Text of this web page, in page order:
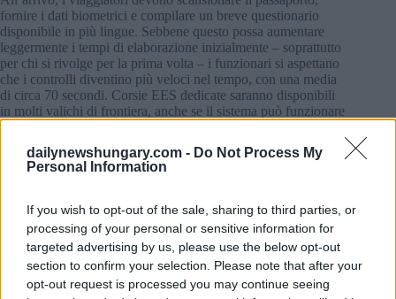
dailynewshungary.com - Do Not Process My
Personal Information
If you wish to opt-out of the sale, sharing to third parties, or
processing of your personal or sensitive information for
targeted advertising by us, please use the below opt-out
section to confirm your selection. Please note that after your
opt-out request is processed you may continue seeing
fornire i dati biometrici e compilare un breve questionario
disponibile in più lingue. Sebbene questo possa aumentare
leggermente i tempi di elaborazione inizialmente – soprattutto
per chi si rivolge per la prima volta – i funzionari si aspettano
che i controlli diventino più veloci nel tempo, con una media
di circa 70 secondi. Corsie EES dedicate saranno disponibili
in molti valichi di frontiera, anche se il sistema può funzionare
su tutte le corsie nei periodi di maggiore affluenza.
Avete sentito?Lanciatoun nuovo
viaggiatori prima di visitare Budapest e non solo.
Sicurezza e protezione dei dati
I dati raccolti nell’ambito dell’EES saranno generalmente
conservati per tre anni, o fino a cinque anni in caso di